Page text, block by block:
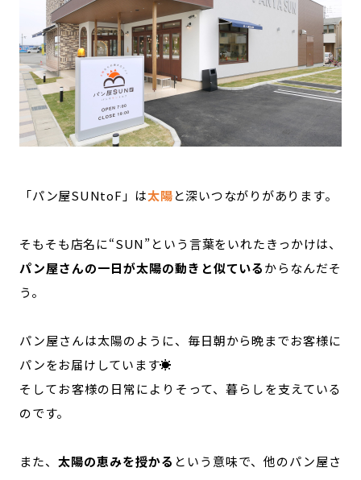
「パン屋SUNtoF」は太陽と深いつながりがあります。
そもそも店名に“SUN”という言葉をいれたきっかけは、
パン屋さんの一日が太陽の動きと似ているからなんだそ
う。
パン屋さんは太陽のように、毎日朝から晩までお客様に
パンをお届けしています☀
そしてお客様の日常によりそって、暮らしを支えている
のです。
また、太陽の恵みを授かる という意味で、他のパン屋さ